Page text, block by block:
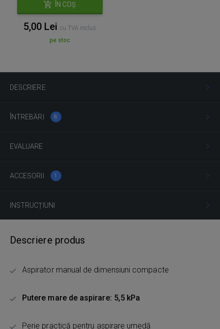
ÎN COȘ
5,00 Lei cu TVA inclus
pe stoc
DESCRIERE
ÎNTREBĂRI 8
EVALUARE
ACCESORII 1
INSTRUCȚIUNI
Descriere produs
Aspirator manual de dimensiuni compacte
Putere mare de aspirare: 5,5 kPa
Perie practică pentru aspirare umedă